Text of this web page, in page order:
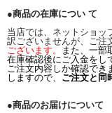
●商品の在庫につい て
当店では、ネットショッ
訳ございませんが、ご注
ございます。
また、一部
在庫確認後にご入金をし
ご注文内容しか確認でき
しますので、 ご注文と同
●商品のお届けについて